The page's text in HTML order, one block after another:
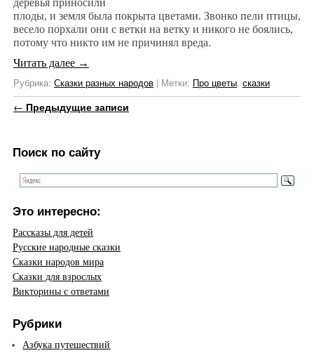
деревья приносили
плоды, и земля была покрыта цветами. Звонко пели птицы,
весело порхали они с ветки на ветку и никого не боялись,
потому что никто им не причинял вреда.
Читать далее →
Рубрика: Сказки разных народов | Метки: Про цветы, сказки
Навигация по записям
← Предыдущие записи
Поиск по сайту
Это интересно:
Рассказы для детей
Русские народные сказки
Сказки народов мира
Сказки для взрослых
Викторины с ответами
Рубрики
Азбука путешествий